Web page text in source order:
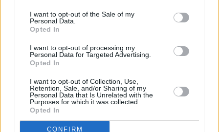
I want to opt-out of the Sale of my
Personal Data.
Opted In
I want to opt-out of processing my
Personal Data for Targeted Advertising.
Opted In
I want to opt-out of Collection, Use,
Retention, Sale, and/or Sharing of my
Personal Data that Is Unrelated with the
Purposes for which it was collected.
Opted In
CONFIRM
Dovolená u moře•Bazény